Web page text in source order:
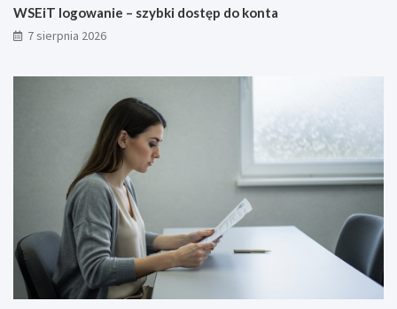
WSEiT logowanie – szybki dostęp do konta
7 sierpnia 2026